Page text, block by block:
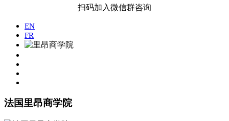
扫码加入微信群咨询
EN
FR
法国里昂商学院